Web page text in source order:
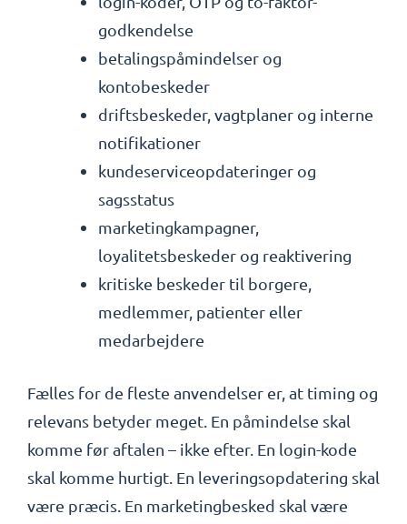
godkendelse
betalingspåmindelser og
kontobeskeder
driftsbeskeder, vagtplaner og interne
notifikationer
kundeserviceopdateringer og
sagsstatus
marketingkampagner,
loyalitetsbeskeder og reaktivering
kritiske beskeder til borgere,
medlemmer, patienter eller
medarbejdere
Fælles for de fleste anvendelser er, at timing og
relevans betyder meget. En påmindelse skal
komme før aftalen – ikke efter. En login-kode
skal komme hurtigt. En leveringsopdatering skal
være præcis. En marketingbesked skal være